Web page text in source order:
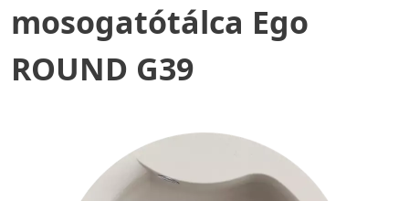
mosogatótálca Ego
ROUND G39